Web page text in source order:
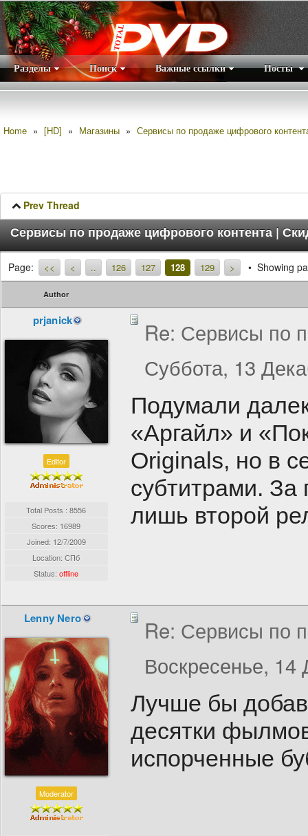
Разделы Поиск Важные ссылки Посты
Home » [HD] » Магазины » Сервисы по продаже цифрового
Prev Thread
Сервисы по продаже цифрового контента |
Page: << < .. 126 127 128 129 > Showing
Author
prjanick
Editor
Total Posts : 8556
Scores: 16989
Joined: 12/7/2009
Location: СПб
Status:offline
Re: Сервисы по
Суббота, 13
Подумали
«Аргайл» и
Originals, но в
субтитрами. За
лишь второй
Lenny Nero
Moderator
Re: Сервисы по
Воскресенье, 14
Лучше бы
десятки
испорченные